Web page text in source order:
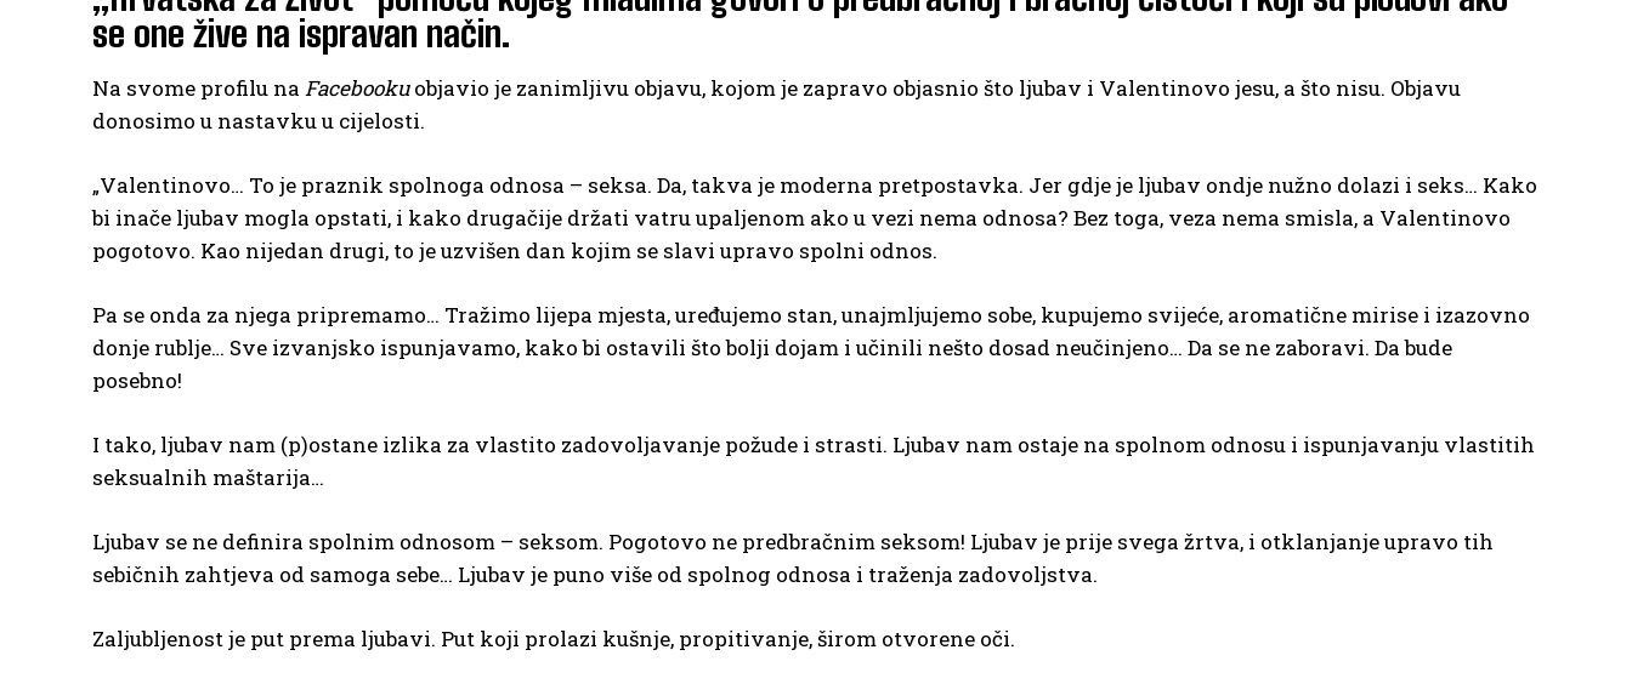
se one žive na ispravan način.
Na svome profilu na Facebookuobjavio je zanimljivu objavu, kojom je zapravo objasnio što ljubav i Valentinovo jesu, a što nisu. Objavu
donosimo u nastavku u cijelosti.
„Valentinovo… To je praznik spolnoga odnosa – seksa. Da, takva je moderna pretpostavka. Jer gdje je ljubav ondje nužno dolazi i seks… Kako
bi inače ljubav mogla opstati, i kako drugačije držati vatru upaljenom ako u vezi nema odnosa? Bez toga, veza nema smisla, a Valentinovo
pogotovo. Kao nijedan drugi, to je uzvišen dan kojim se slavi upravo spolni odnos.
Pa se onda za njega pripremamo… Tražimo lijepa mjesta, uređujemo stan, unajmljujemo sobe, kupujemo svijeće, aromatične mirise i izazovno
donje rublje… Sve izvanjsko ispunjavamo, kako bi ostavili što bolji dojam i učinili nešto dosad neučinjeno… Da se ne zaboravi. Da bude
posebno!
I tako, ljubav nam (p)ostane izlika za vlastito zadovoljavanje požude i strasti. Ljubav nam ostaje na spolnom odnosu i ispunjavanju vlastitih
seksualnih maštarija…
Ljubav se ne definira spolnim odnosom – seksom. Pogotovo ne predbračnim seksom! Ljubav je prije svega žrtva, i otklanjanje upravo tih
sebičnih zahtjeva od samoga sebe… Ljubav je puno više od spolnog odnosa i traženja zadovoljstva.
Zaljubljenost je put prema ljubavi. Put koji prolazi kušnje, propitivanje, širom otvorene oči.